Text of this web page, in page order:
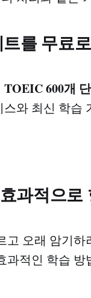
를 무료
TOEIC 600개
와 최신 학습
과적으로
고 오래 암기
과적인 학습